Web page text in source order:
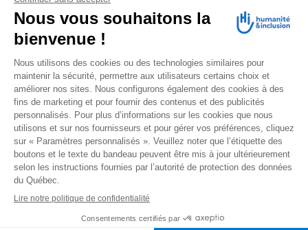
Humanité & Inclusion Canada | 50, Sainte-Catherine Ouest -
Suite 500b | H2X 3V4 Montréal
info@canada.hi.org
Tél. : (514) 908-2813
No de charité : 88914 7401 RR0001
Pour toutes questions relatives à votre donation, s'il vous
:info.donations@canada.hi.org